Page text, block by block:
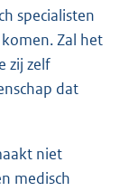
specialisten
Zal het
zij zelf
dat
niet
medisch